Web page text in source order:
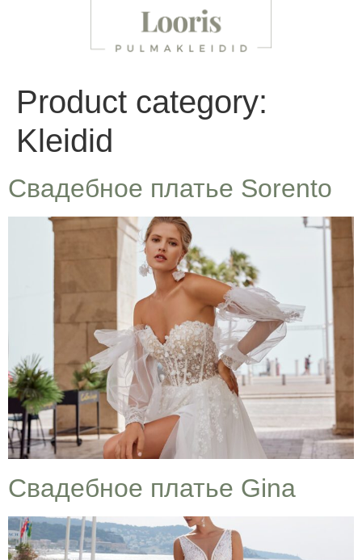
Product category:
Kleidid
Cвадебное платье Sorento
Cвадебное платье Gina